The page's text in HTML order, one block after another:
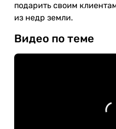
подарить своим
из недр земли.
Видео по теме